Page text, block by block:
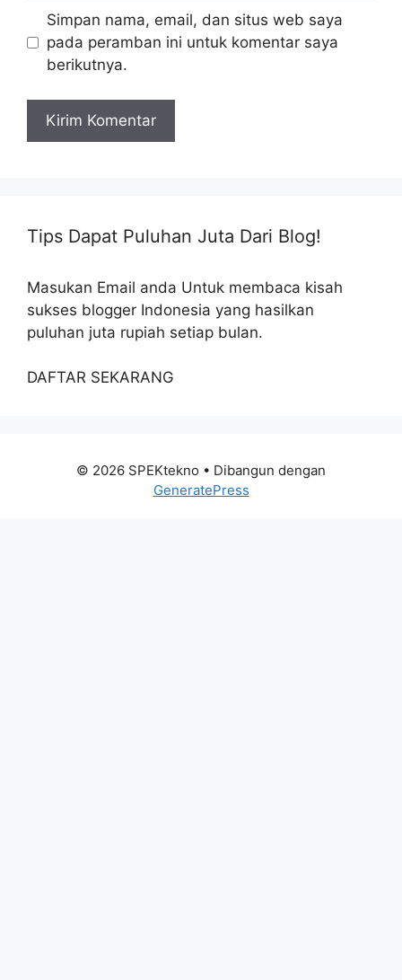
Simpan nama, email, dan situs web saya
pada peramban ini untuk komentar saya
berikutnya.
Tips Dapat Puluhan Juta Dari Blog!
Masukan Email anda Untuk membaca kisah
sukses blogger Indonesia yang hasilkan
puluhan juta rupiah setiap bulan.
DAFTAR SEKARANG
© 2026 SPEKtekno • Dibangun dengan
GeneratePress